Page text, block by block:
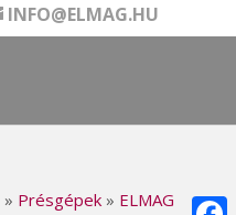
INFO@ELMAG.HU
» Présgépek» ELMAG